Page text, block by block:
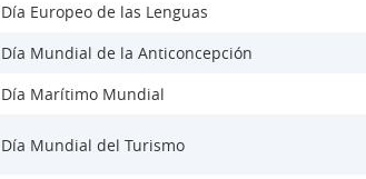
Día Europeo de las Lenguas
Día Mundial de la Anticoncepción
Día Marítimo Mundial
Día Mundial del Turismo